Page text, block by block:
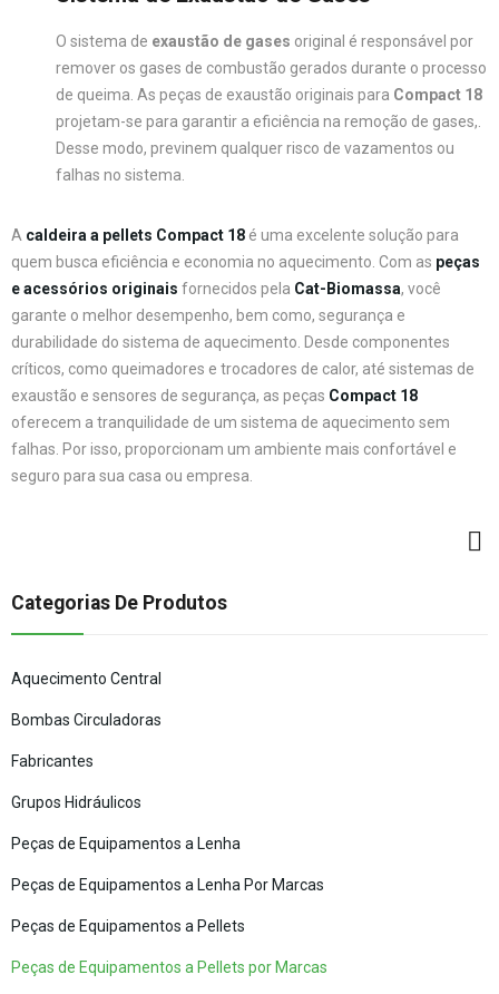
O sistema de exaustão de gases original é responsável por
remover os gases de combustão gerados durante o processo
de queima. As peças de exaustão originais para Compact 18
projetam-se para garantir a eficiência na remoção de gases,.
Desse modo, previnem qualquer risco de vazamentos ou
falhas no sistema.
A caldeira a pellets Compact 18 é uma excelente solução para
quem busca eficiência e economia no aquecimento. Com as peças
e acessórios originais fornecidos pela Cat-Biomassa, você
garante o melhor desempenho, bem como, segurança e
durabilidade do sistema de aquecimento. Desde componentes
críticos, como queimadores e trocadores de calor, até sistemas de
exaustão e sensores de segurança, as peças Compact 18
oferecem a tranquilidade de um sistema de aquecimento sem
falhas. Por isso, proporcionam um ambiente mais confortável e
seguro para sua casa ou empresa.
Categorias De Produtos
Aquecimento Central
Bombas Circuladoras
Fabricantes
Grupos Hidráulicos
Peças de Equipamentos a Lenha
Peças de Equipamentos a Lenha Por Marcas
Peças de Equipamentos a Pellets
Peças de Equipamentos a Pellets por Marcas